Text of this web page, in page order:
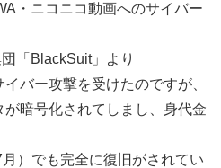
・ニコニコ動画へのサイバー
「BlackSuit」より
バー攻撃を受けたのですが、
暗号化されてしまし、身代金
）でも完全に復旧がされてい